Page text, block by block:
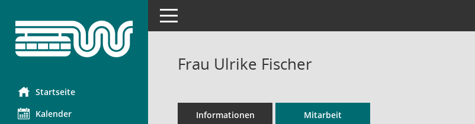
Startseite
Kalender
Toggle navigation
Frau Ulrike Fischer
Informationen Mitarbeit